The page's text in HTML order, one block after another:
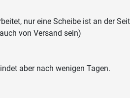
nur eine Scheibe ist an der
von Versand sein)
aber nach wenigen Tagen.